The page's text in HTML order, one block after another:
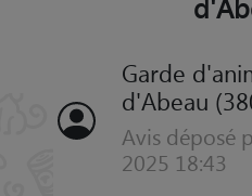
Garde
d'Abeau
Avis déposé
2025 18:43